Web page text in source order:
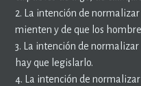
2. La intención de
mienten y de que los
3. La intención de
hay que legislarlo.
4. La intención de